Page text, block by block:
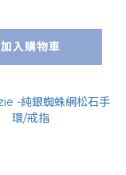
加入購物車